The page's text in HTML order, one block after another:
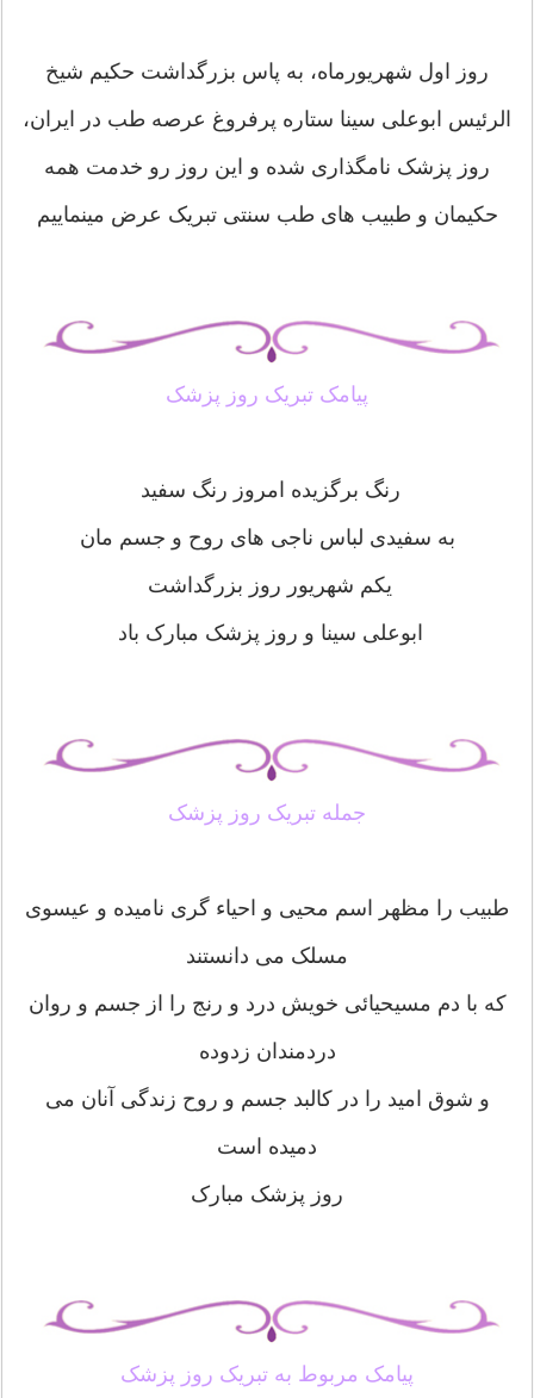
روز اول شهریورماه، به پاس بزرگداشت حکیم شیخ
الرئیس ابوعلی سینا ستاره پرفروغ عرصه طب در ایران،
روز پزشک نامگذاری شده و این روز رو خدمت همه
حکیمان و طبیب های طب سنتی تبریک عرض مینماییم
پیامک تبریک روز پزشک
رنگ برگزیده امروز رنگ سفید
به سفیدی لباس ناجی های روح و جسم مان
یکم شهریور روز بزرگداشت
ابوعلی سینا و روز پزشک مبارک باد
جمله تبریک روز پزشک
طبیب را مظهر اسم محیی و احیاء گری نامیده و عیسوی
مسلک می دانستند
که با دم مسیحیائی خویش درد و رنج را از جسم و روان
دردمندان زدوده
و شوق امید را در کالبد جسم و روح زندگی آنان می
دمیده است
روز پزشک مبارک
پیامک مربوط به تبریک روز پزشک